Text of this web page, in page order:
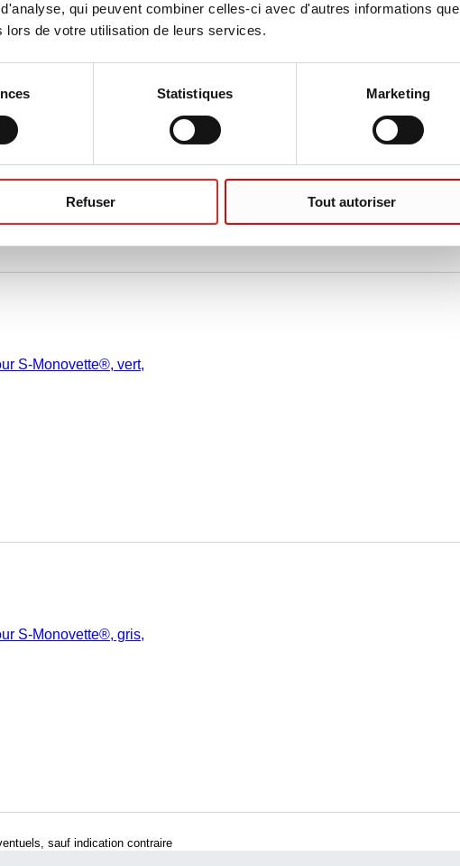
qui peuvent combiner celles-ci avec d'autres informations que
de votre utilisation de leurs services.
Statistiques Marketing
Refuser Tout autoriser
S-Monovette®, jaune,
S-Monovette®, vert,
S-Monovette®, gris,
sauf indication contraire